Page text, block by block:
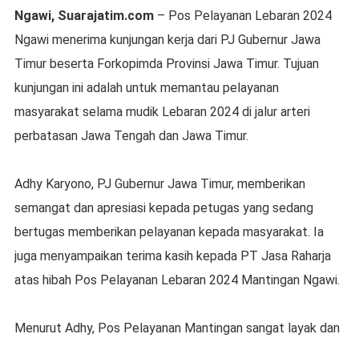
Ngawi, Suarajatim.com– Pos Pelayanan Lebaran 2024
Ngawi menerima kunjungan kerja dari PJ Gubernur Jawa
Timur beserta Forkopimda Provinsi Jawa Timur. Tujuan
kunjungan ini adalah untuk memantau pelayanan
masyarakat selama mudik Lebaran 2024 di jalur arteri
perbatasan Jawa Tengah dan Jawa Timur.
Adhy Karyono, PJ Gubernur Jawa Timur, memberikan
semangat dan apresiasi kepada petugas yang sedang
bertugas memberikan pelayanan kepada masyarakat. Ia
juga menyampaikan terima kasih kepada PT Jasa Raharja
atas hibah Pos Pelayanan Lebaran 2024 Mantingan Ngawi.
Menurut Adhy, Pos Pelayanan Mantingan sangat layak dan